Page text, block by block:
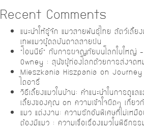
Recent Comments
แนะนำให้รู้จัก แมวสายพันธุ์ไทย สัตว์เลี้ย
เทพแมวผู้ดลบันดาลสายฝน
“โอนนีย์” กับการผจญภัยบนโลกใบใหญ่
Owney : สุนัขผู้ท่องโลกด้วยการส่งจดห
Mieszkania Hiszpania on
ไดอารี่
วิธีเลี้ยงแมวในบ้าน: คำแนะนำในการดูแ
เลี้ยงของคุณ on ความเข้าใจผิดๆ เกี่ย
แมว แต่งงาน: ความรักอันพิเศษที่ไม่เหมือ
ต้องมีแมว : ความเชื่อเรื่องแมวในพิธีกร